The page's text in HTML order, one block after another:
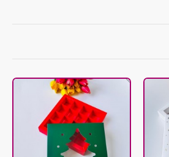
kurdelelere kadar aradığınız her şeyi
paketler ve çok daha fazlası bu
Ürünlerinizle, sevdiklerinize unutulmaz bir